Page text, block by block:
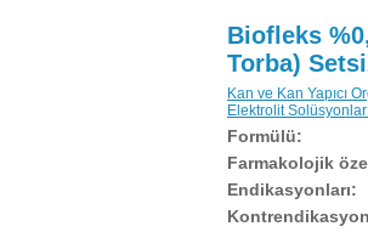
Biofleks
Torba)
Kan ve Kan Yapıcı
Elektrolit
Formülü:
Farmakolojik
Endikasyonları: